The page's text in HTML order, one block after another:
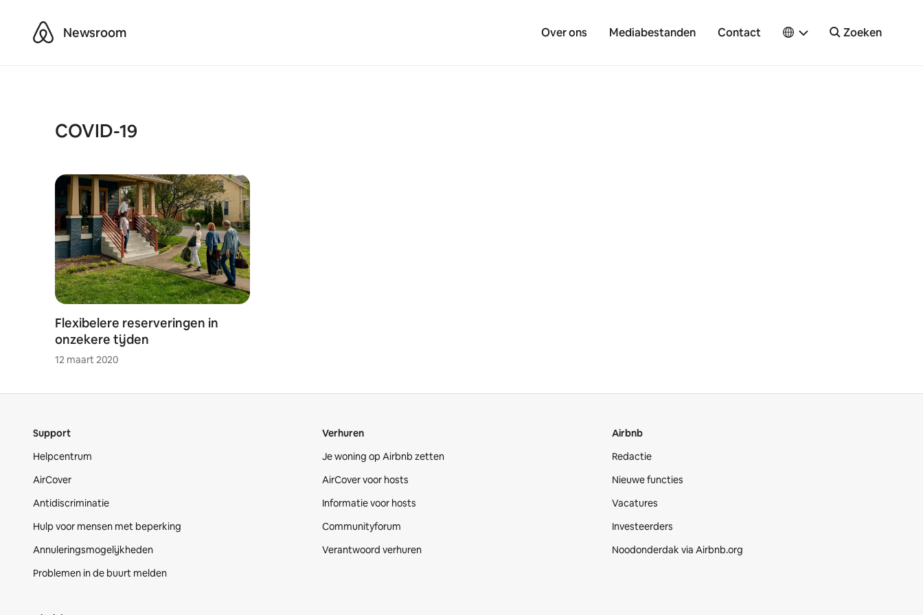
AirbnbNewsroom Over ons Mediabestanden Contact Zoeken
COVID-19
Flexibelere reserveringen in
onzekere tijden
12 maart 2020
Support
Helpcentrum
AirCover
Antidiscriminatie
Hulp voor mensen met beperking
Annuleringsmogelijkheden
Problemen in de buurt melden
Verhuren
Je woning op Airbnb zetten
AirCover voor hosts
Informatie voor hosts
Communityforum
Verantwoord verhuren
Airbnb
Redactie
Nieuwe functies
Vacatures
Investeerders
Noodonderdak via Airbnb.org